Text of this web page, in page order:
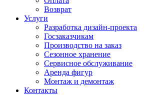
Возврат
Услуги
Разработка дизайн-проекта
Госзаказчикам
Производство на заказ
Сезонное хранение
Сервисное обслуживание
Аренда фигур
Монтаж и демонтаж
Контакты